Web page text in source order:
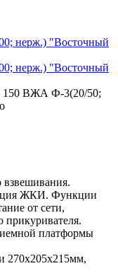
150 ВЖА Ф-3(20/50;
взвешивания.
ЖКИ. Функции
от сети,
прикуривателя.
платформы
270х205х215мм,